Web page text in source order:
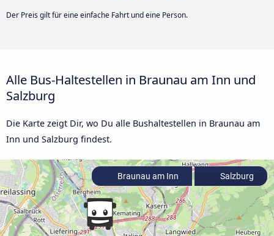
Der Preis gilt für eine einfache Fahrt und eine Person.
Alle Bus-Haltestellen in Braunau am Inn und
Salzburg
Die Karte zeigt Dir, wo Du alle Bushaltestellen in Braunau am
Inn und Salzburg findest.
Braunau am Inn Salzburg